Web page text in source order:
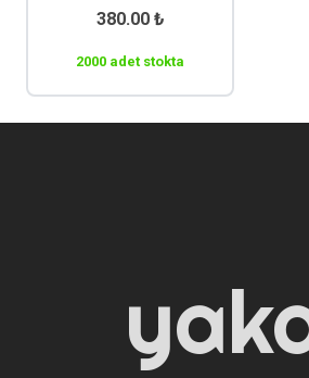
380.00 ₺
2000 adet stokta